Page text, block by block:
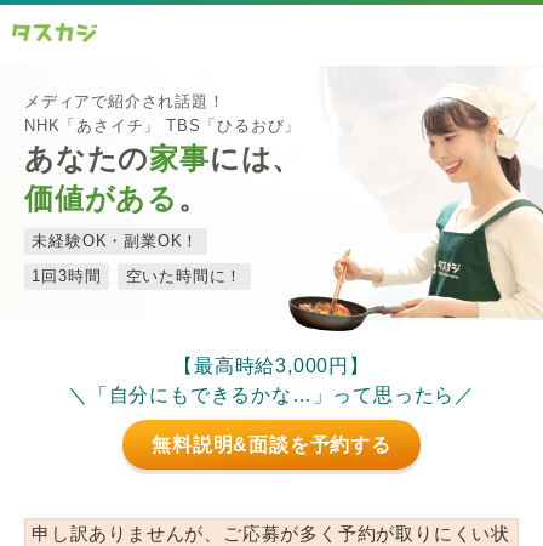
メディアで紹介され話題！
NHK「あさイチ」 TBS「ひるおび」
あなたの家事には、
価値がある 。
未経験OK・副業OK！
1回3時間
空いた時間に！
【最高時給3,000円】
＼「自分にもできるかな…」って思ったら／
無料説明&面談を予約する
申し訳ありませんが、ご応募が多く予約が取りにくい状